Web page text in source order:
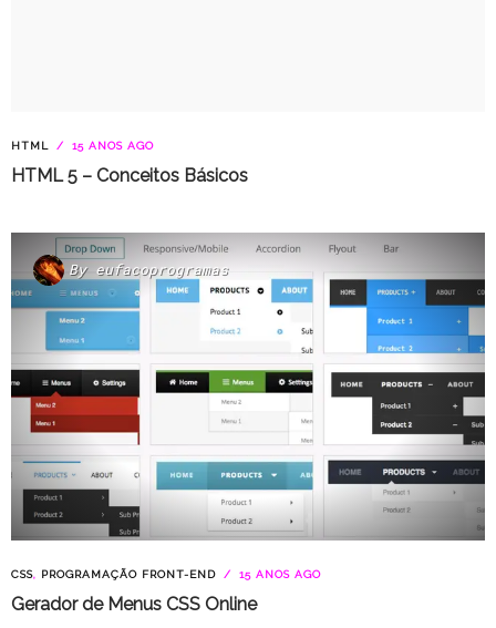
HTML 15 ANOS AGO
HTML 5 – Conceitos Básicos
By eufacoprogramas
CSS, PROGRAMAÇÃO FRONT-END 15 ANOS AGO
Gerador de Menus CSS Online